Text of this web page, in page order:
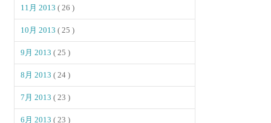
11月 2013( 26 )
10月 2013( 25 )
9月 2013( 25 )
8月 2013( 24 )
7月 2013( 23 )
6月 2013( 23 )